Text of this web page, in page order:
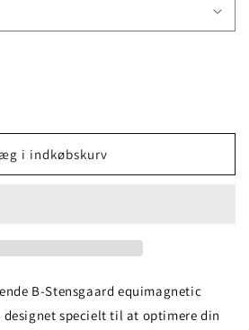
i indkøbskurv
B-Stensgaard equimagnetic
specielt til at optimere din